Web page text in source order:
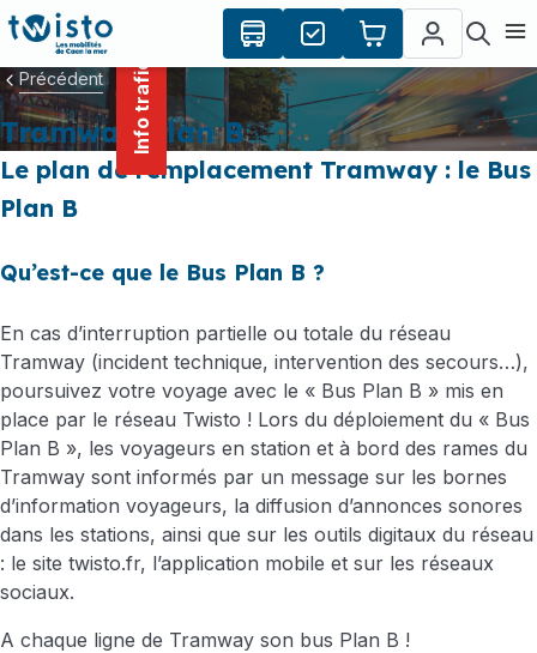
principal
Info trafic
Précédent
Tramway Plan B
Le plan de remplacement Tramway : le Bus
Plan B
Qu’est-ce que le Bus Plan B ?
En cas d’interruption partielle ou totale du réseau
Tramway (incident technique, intervention des secours…),
poursuivez votre voyage avec le « Bus Plan B » mis en
place par le réseau Twisto ! Lors du déploiement du « Bus
Plan B », les voyageurs en station et à bord des rames du
Tramway sont informés par un message sur les bornes
d’information voyageurs, la diffusion d’annonces sonores
dans les stations, ainsi que sur les outils digitaux du réseau
: le site twisto.fr, l’application mobile et sur les réseaux
sociaux.
A chaque ligne de Tramway son bus Plan B !
Panneau de gestion des cookies